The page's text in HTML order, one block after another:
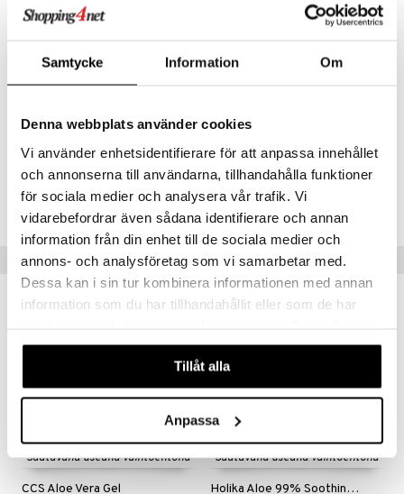
Samtycke Information Om
Denna webbplats använder cookies
Vi använder enhetsidentifierare för att anpassa innehållet
och annonserna till användarna, tillhandahålla funktioner
för sociala medier och analysera vår trafik. Vi
vidarebefordrar även sådana identifierare och annan
information från din enhet till de sociala medier och
annons- och analysföretag som vi samarbetar med.
Dessa kan i sin tur kombinera informationen med annan
information som du har tillhandahållit eller som de har
våra cookies vid fortsatt användande av vår webbplats.
Tillåt alla
Anpassa
Fenyylibentsimidatsolisykloheksaanihappo, Piidioksidi,
Natriumhyaluronaatti, Arginiini HCL, Natrium PCA, Natriumlaktaatti,
Glykyrrhetiinihappo, Setearyylialkoholi, Glyseryylistearaatti,
EDTA, Hydroksiasetofenoni, Fenoksietanoli, Parfyymin aineet
Tuotenumero
AEAPF-6K-50
Suositut tuotteet
Saatavana useana vaihtoehtona
CCS Aloe Vera Gel
Saatavana useana vaihtoehtona
Holika Aloe 99% Soothing Gel